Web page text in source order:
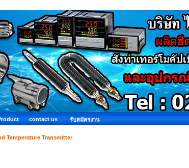
contact us รับสมัครงาน
Temperature Transmitter